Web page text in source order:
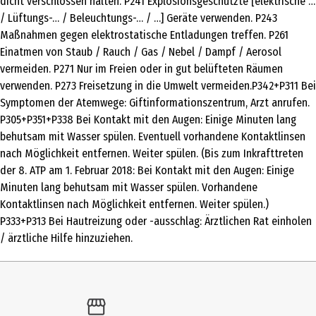
GLYCOL, TETRAMETHYL ACETYLOCTAHYDRONAPHTHALENES,
HEXAMETHYLINDANOPYRAN, LINALYL ACETATE, CITRUS AURANTIUM
BERGAMIA (BERGAMOT) PEEL OIL, LINALOOL, LIMONENE, ETHYLHEXYL
METHOXYCINNAMATE, POGOSTEMON CABLIN OIL, ACETYL CEDRENE,
CITRUS AURANTIUM PEEL OIL, ETHYLHEXYL SALICYLATE, BUTYL
METHOXYDIBENZOYLMETHANE, PINENE, LAVANDULA OIL/EXTRACT,
CITRAL, ROSE KETONES, BETA-CARYOPHYLLENE, COUMARIN, GERANYL
ACETATE, TERPINEOL, TERPINOLENE, CI 60730 (EXT. VIOLET 2), CI
42090 (BLUE 1), CI 17200 (RED 33)
Zielgruppe
Herren
Basisnote
Zedernholz, Ambra
Herznote
/ Lüftungs-… / Beleuchtungs-… / …] Geräte verwenden. P243
Maßnahmen gegen elektrostatische Entladungen treffen. P261
Einatmen von Staub / Rauch / Gas / Nebel / Dampf / Aerosol
vermeiden. P271 Nur im Freien oder in gut belüfteten Räumen
verwenden. P273 Freisetzung in die Umwelt vermeiden.P342+P311 Bei
Symptomen der Atemwege: Giftinformationszentrum, Arzt anrufen.
P305+P351+P338 Bei Kontakt mit den Augen: Einige Minuten lang
behutsam mit Wasser spülen. Eventuell vorhandene Kontaktlinsen
nach Möglichkeit entfernen. Weiter spülen. (Bis zum Inkrafttreten
der 8. ATP am 1. Februar 2018: Bei Kontakt mit den Augen: Einige
Minuten lang behutsam mit Wasser spülen. Vorhandene
Kontaktlinsen nach Möglichkeit entfernen. Weiter spülen.)
P333+P313 Bei Hautreizung oder -ausschlag: Ärztlichen Rat einholen
/ ärztliche Hilfe hinzuziehen.